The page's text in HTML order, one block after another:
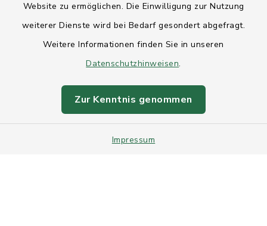
Website zu ermöglichen. Die Einwilligung zur Nutzung
weiterer Dienste wird bei Bedarf gesondert abgefragt.
Weitere Informationen finden Sie in unseren
Datenschutzhinweisen.
Zur Kenntnis genommen
Impressum
Datenschutz
Intranet